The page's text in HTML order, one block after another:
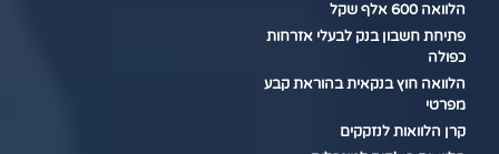
הלוואה 600 אלף שקל
פתיחת חשבון בנק לבעלי אזרחות
כפולה
הלוואה חוץ בנקאית בהוראת קבע
מפרטי
קרן הלוואות לנזקקים